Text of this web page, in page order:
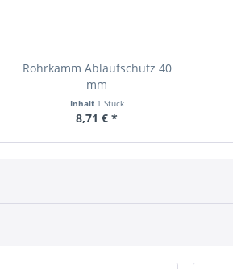
Rohrkamm Ablaufschutz 40
mm
Inhalt 1 Stück
8,71 € *